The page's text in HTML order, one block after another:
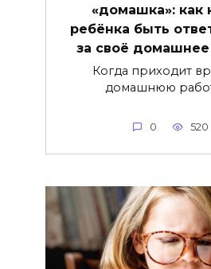
«домашка»: как
ребёнка быть
за своё домашнее
Когда приходит
домашнюю
0 520